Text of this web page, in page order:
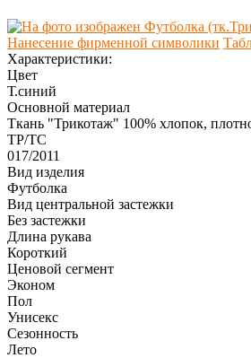
Нанесение фирменной символики
Характеристики:
Цвет
Т.синий
Основной материал
Ткань "Трикотаж" 100% хлопок,
ТР/ТС
017/2011
Вид изделия
Футболка
Вид центральной застежки
Без застежки
Длина рукава
Короткий
Ценовой сегмент
Эконом
Пол
Унисекс
Сезонность
Лето